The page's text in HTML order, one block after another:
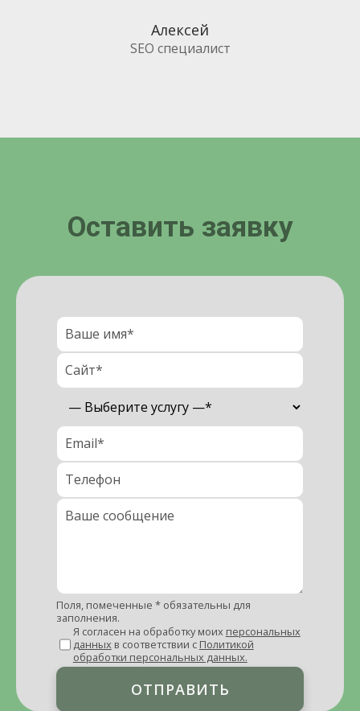
Алексей
SEO специалист
Оставить заявку
Поля, помеченные * обязательны для
заполнения.
Я согласен на обработку моих персональных
данных в соответствии с Политикой
обработки персональных данных.